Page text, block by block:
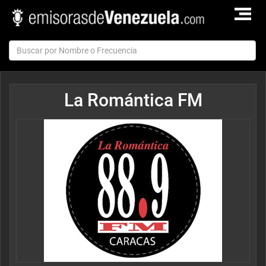
TOGGLE
La Romántica FM